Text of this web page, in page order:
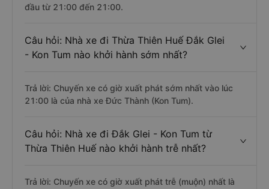
đầu từ 21:00 đến 21:00.
Câu hỏi: Nhà xe đi Thừa Thiên Huế Đắk Glei
- Kon Tum nào khởi hành sớm nhất?
Trả lời: Chuyến xe có giờ xuất phát sớm nhất vào lúc
21:00 là của nhà xe Đức Thành (Kon Tum).
Câu hỏi: Nhà xe đi Đắk Glei - Kon Tum từ
Thừa Thiên Huế nào khởi hành trễ nhất?
Trả lời: Chuyến xe có giờ xuất phát trễ (muộn) nhất là